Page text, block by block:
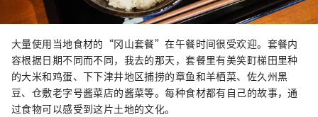
大量使用当地食材的“冈山套餐”在午餐时间很受欢迎。套餐内
容根据日期不同而不同，我去的那天，套餐里有美笑町梯田里种
的大米和鸡蛋、下下津井地区捕捞的章鱼和羊栖菜、佐久州黑
豆、仓敷老字号酱菜店的酱菜等。每种食材都有自己的故事，通
过食物可以感受到这片土地的文化。